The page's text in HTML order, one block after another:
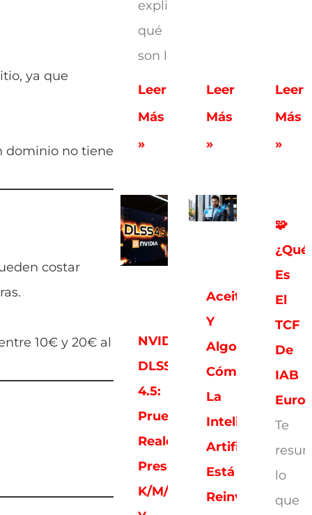
ya que
dominio no tiene
costar
10€ y 20€ al
explicarte
qué
son los
Leer
Más
»
Leer
Más
»
Leer
Más
»
NVIDIA
DLSS
4.5:
Pruebas
Reales,
Presets
K/M/L
Aceitunas
Y
Algoritmos:
Cómo
La
Inteligencia
Artificial
Está
Reinventando
🧩
¿Qué
Es
El
TCF
De
IAB
Te
lo
que